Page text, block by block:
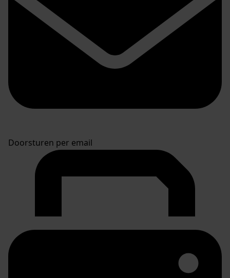
Doorsturen per email